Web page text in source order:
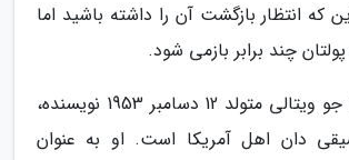
که انتظار بازگشت آن را داشته باشید اما
چند برابر بازمی شود.
جوزف ویتالی یا جو ویتالی متولد 12 دسامبر 1953 نویسنده،
دان اهل آمریکا است. او به عنوان